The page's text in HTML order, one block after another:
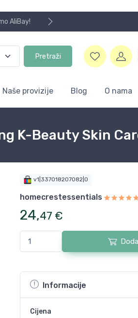
AliBay!
Pretraži
Naše provizije Blog O nama
K-Beauty Skin
v1|337018207082|0
homecrestessentials
24,47 €
Informacije
Cijena